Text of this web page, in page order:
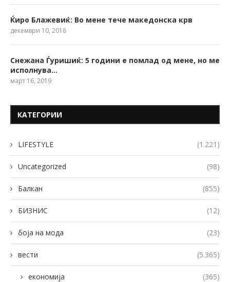
Ќиро Блажевиќ: Во мене тече македонска крв
декември 10, 2018
Снежана Ѓуришиќ: 5 години е помлад од мене, но ме
исполнува…
март 16, 2019
КАТЕГОРИИ
LIFESTYLE (1.221)
Uncategorized (98)
Балкан (855)
БИЗНИС (12)
боја на мода (23)
вести (5.365)
економија (365)